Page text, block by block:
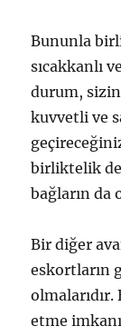
Bununla
sıcakkanlı
durum,
kuvvetli ve
birliktelik
bağların da
Bir diğer
eskortların
etme